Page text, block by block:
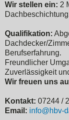
Wir stellen ein: 2
Qualifikation:
Dachdecker/
Berufserfahrung.
Freundlicher
Zuverlässigkeit
Wir freuen uns
Kontakt: 07244 /
Email: info@hbv-